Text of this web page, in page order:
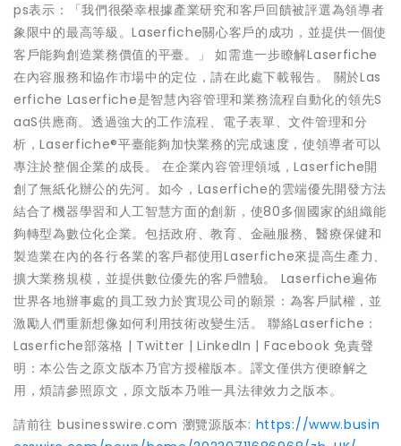
ps表示：「我們很榮幸根據產業研究和客戶回饋被評選為領導者
象限中的最高等級。Laserfiche關心客戶的成功，並提供一個使
客戶能夠創造業務價值的平臺。」 如需進一步瞭解Laserfiche
在內容服務和協作市場中的定位，請在此處下載報告。 關於Las
erfiche Laserfiche是智慧內容管理和業務流程自動化的領先S
aaS供應商。透過強大的工作流程、電子表單、文件管理和分
析，Laserfiche®平臺能夠加快業務的完成速度，使領導者可以
專注於整個企業的成長。 在企業內容管理領域，Laserfiche開
創了無紙化辦公的先河。如今，Laserfiche的雲端優先開發方法
結合了機器學習和人工智慧方面的創新，使80多個國家的組織能
夠轉型為數位化企業。包括政府、教育、金融服務、醫療保健和
製造業在內的各行各業的客戶都使用Laserfiche來提高生產力、
擴大業務規模，並提供數位優先的客戶體驗。 Laserfiche遍佈
世界各地辦事處的員工致力於實現公司的願景：為客戶賦權，並
激勵人們重新想像如何利用技術改變生活。 聯絡Laserfiche：
Laserfiche部落格 | Twitter | LinkedIn | Facebook 免責聲
明：本公告之原文版本乃官方授權版本。譯文僅供方便瞭解之
用，煩請參照原文，原文版本乃唯一具法律效力之版本。
請前往 businesswire.com 瀏覽源版本: https://www.busin